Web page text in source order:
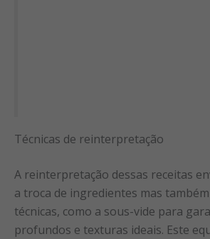
Técnicas de reinterpretação
A reinterpretação dessas receitas
a troca de ingredientes mas
técnicas, como a sous-vide para
profundos e texturas ideais. Este